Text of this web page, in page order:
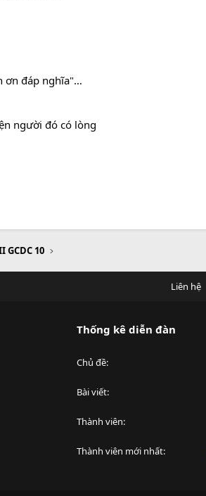
ơn đáp nghĩa"…
người đó có lòng
10
Liên hệ
Thống kê diễn đàn
Chủ đề
Bài viết
Thành viên
Thành viên mới nhất